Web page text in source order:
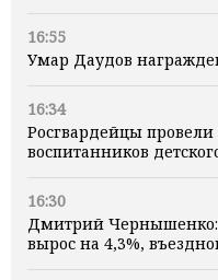
16:55
Умар Даудов
16:34
Росгвардейцы
воспитанников
16:30
Дмитрий Чернышенко:
вырос на 4,3%,